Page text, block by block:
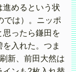
進めるという状
では）。ニッポ
思ったら鎌田を
入れた。つま
新、前田大然は